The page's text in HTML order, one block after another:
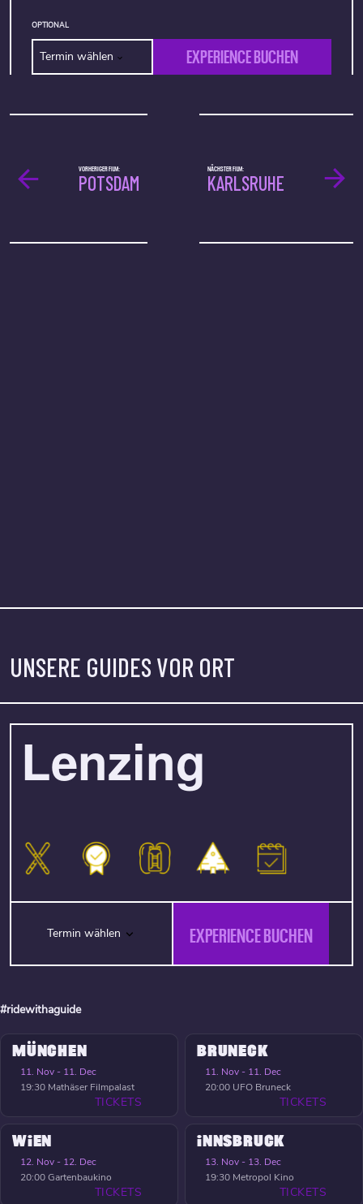
OPTIONAL
Termin wählen EXPERIENCE BUCHEN
NÄCHSTER FILM:
KARLSRUHE
VORHERIGER FILM:
POTSDAM
UNSERE GUIDES VOR ORT
Lenzing
Termin wählen EXPERIENCE BUCHEN
#ridewithaguide
MÜNCHEN
11. Nov - 11. Dec
19:30 Mathäser Filmpalast
TICKETS
BRUNECK
11. Nov - 11. Dec
20:00 UFO Bruneck
TICKETS
WIEN
12. Nov - 12. Dec
20:00Gartenbaukino
TICKETS
INNSBRUCK
13. Nov - 13. Dec
19:30 Metropol Kino
TICKETS